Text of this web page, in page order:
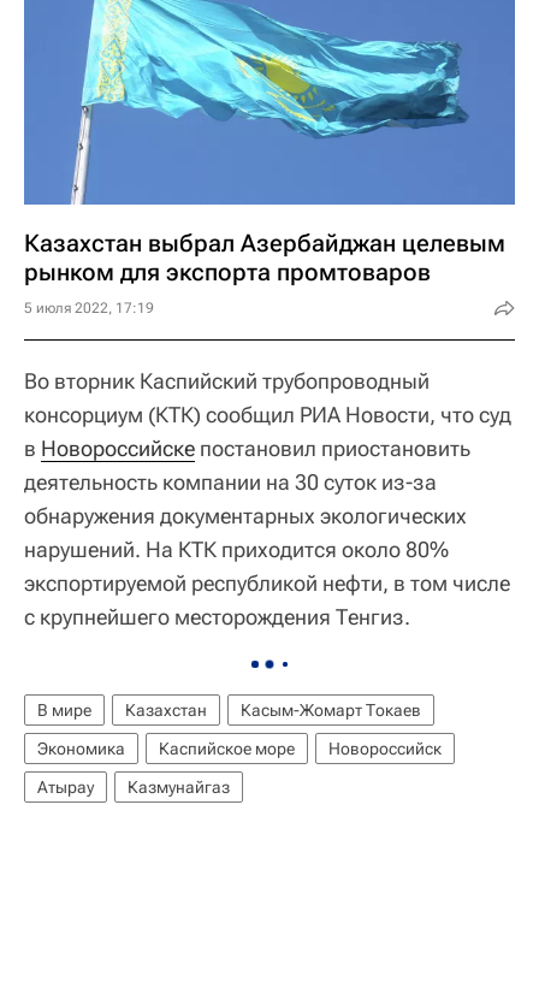
Казахстан выбрал Азербайджан целевым
рынком для экспорта промтоваров
5 июля 2022, 17:19
Во вторник Каспийский трубопроводный
консорциум (КТК) сообщил РИА Новости, что суд
в Новороссийске постановил приостановить
деятельность компании на 30 суток из-за
обнаружения документарных экологических
нарушений. На КТК приходится около 80%
экспортируемой республикой нефти, в том числе
с крупнейшего месторождения Тенгиз.
В мире Казахстан
Касым-Жомарт Токаев
Экономика
Каспийское море
Новороссийск
Атырау
Казмунайгаз